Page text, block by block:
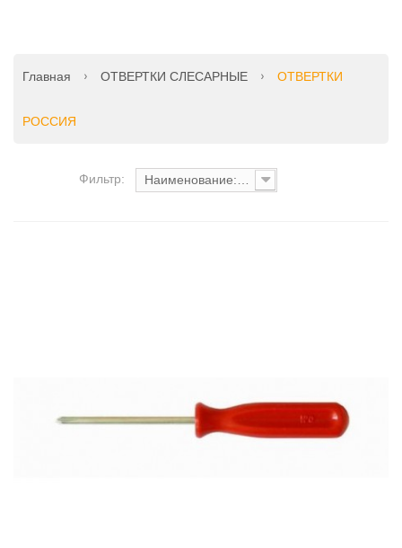
Главная ОТВЕРТКИ СЛЕСАРНЫЕ ОТВЕРТКИ
РОССИЯ
Фильтр: